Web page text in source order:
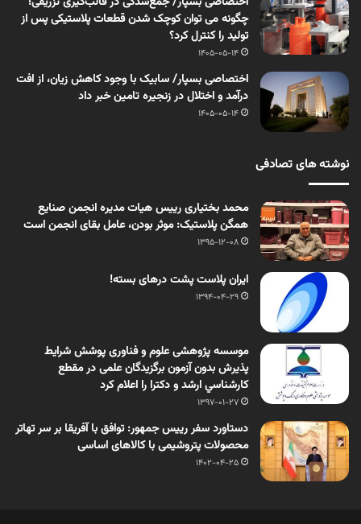
چگونه می توان کوچک شدن قطعات پلاستیکی پس از
تولید را کنترل کرد؟
1405-05-14
اختصاصی بسپار/ سابیک با وجود کاهش زیان، از افت
درآمد و اختلال در زنجیره تامین خبر داد
1405-05-14
نوشته های تصادفی
محمد بختیاری رییس هیات مدیره انجمن صنایع
همگن پلاستیک: موثر بودن، عامل بقای انجمن است
1395-12-08
ایران پلاست پشت درهای بسته!
1394-04-29
موسسه پژوهشی علوم و فناوری پوشش شرايط
پذيرش بدون آزمون برگزيدگان علمی در مقطع
کارشناسي ارشد و دکترا را اعلام کرد
1397-01-27
دستاورد سفر رییس جمهور: توافق با آفریقا بر سر تهاتر
محصولات پتروشیمی با کالاهای اساسی
1402-04-25